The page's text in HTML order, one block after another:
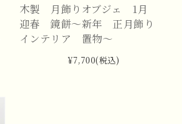
木製 月飾りオブジェ 1月
迎春 鏡餅～新年 正月飾り
インテリア 置物～
¥7,700(税込)